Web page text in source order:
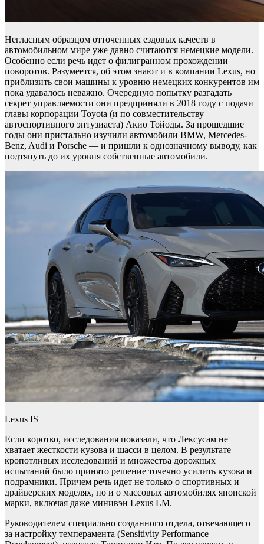
Негласным образцом отточенных ездовых качеств в
автомобильном мире уже давно считаются немецкие модели.
Особенно если речь идет о филигранном прохождении
поворотов. Разумеется, об этом знают и в компании Lexus, но
приблизить свои машины к уровню немецких конкурентов им
пока удавалось неважно. Очередную попытку разгадать
секрет управляемости они предприняли в 2018 году с подачи
главы корпорации Toyota (и по совместительству
автоспортивного энтузиаста) Акио Тойоды. За прошедшие
годы они пристально изучили автомобили BMW, Mercedes-
Benz, Audi и Porsche — и пришли к однозначному выводу, как
подтянуть до их уровня собственные автомобили.
Lexus IS
Если коротко, исследования показали, что Лексусам не
хватает жесткости кузова и шасси в целом. В результате
кропотливых исследований и множества дорожных
испытаний было принято решение точечно усилить кузова и
подрамники. Причем речь идет не только о спортивных и
драйверских моделях, но и о массовых автомобилях японской
марки, включая даже минивэн Lexus LM.
Руководителем специально созданного отдела, отвечающего
за настройку темперамента (Sensitivity Performance